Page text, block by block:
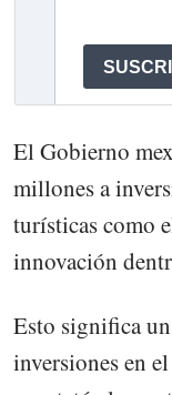
El Gobierno
millones a
turísticas como
innovación
Esto significa
inversiones en